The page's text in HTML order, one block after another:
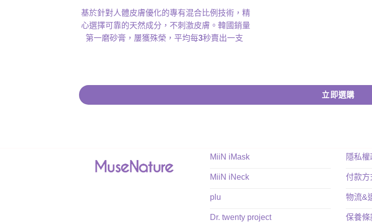
基於針對⼈體⽪膚優化的專有混合比例技術，精
⼼選擇可靠的天然成分，不刺激⽪膚。韓國銷量
第⼀磨砂膏，屢獲殊榮，平均每3秒賣出⼀⽀
立即選購
MiiN iMask
MiiN iNeck
plu
Dr. twenty project
隱私權
付款方
物流&
保養條